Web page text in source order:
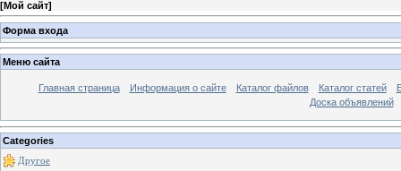
[Мой сайт]
Форма входа
Меню сайта
Главная страница Информация о сайте Каталог файлов Каталог статей
Доска объявлений
Categories
Другое